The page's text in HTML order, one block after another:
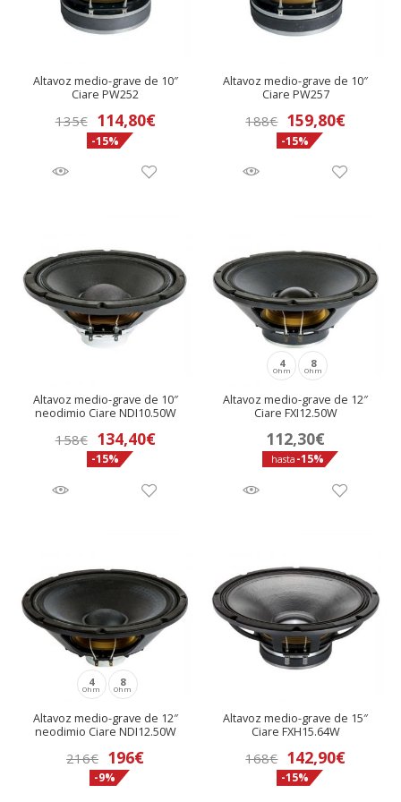
Altavoz medio-grave de 10″
Ciare PW252
135€ El
precio
original
114,80€El
actual
-15%
Altavoz medio-grave de 10″
Ciare PW257
188€ El
precio
original
159,80€El
actual
-15%
Altavoz medio-grave de 10″
neodimio Ciare NDI10.50W
158€ El
precio
original
134,40€El
actual
-15%
4
Ohm
8
Ohm
Altavoz medio-grave de 12″
Ciare FXI12.50W
112,30€
hasta -15%
4
Ohm
8
Ohm
Altavoz medio-grave de 12″
neodimio Ciare NDI12.50W
216€ 196€
-9%
Altavoz medio-grave de 15″
Ciare FXH15.64W
168€ El
precio
142,90€El
-15%